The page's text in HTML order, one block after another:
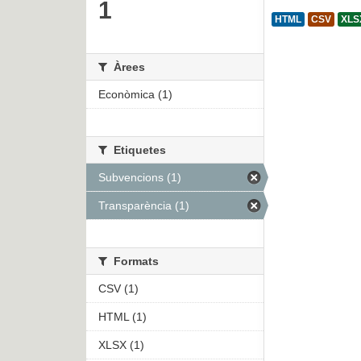
HTML CSV
1
Àrees
Econòmica (1)
Etiquetes
Subvencions (1)
Transparència (1)
Formats
CSV (1)
HTML (1)
XLSX (1)